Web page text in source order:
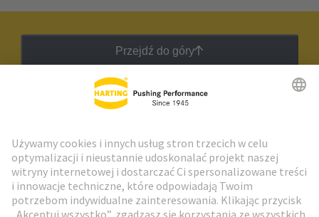
Przejdź do góry
Przejdź do rejestracji